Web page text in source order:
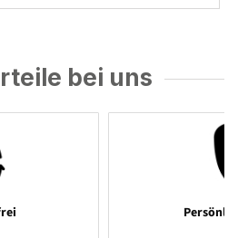
bei uns